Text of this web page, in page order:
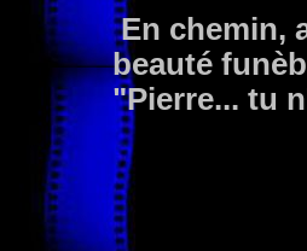
En chemin,
beauté
"Pierre... tu